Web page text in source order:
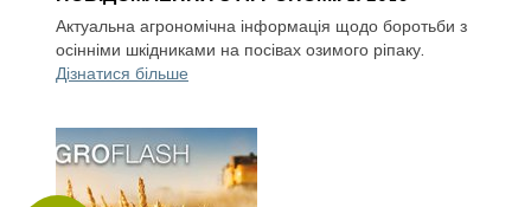
Актуальна агрономічна інформація щодо боротьби з
осінніми шкідниками на посівах озимого ріпаку.
Дізнатися більше